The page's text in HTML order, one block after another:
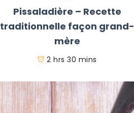
Pissaladière – Recette
traditionnelle façon grand-
mère
2 hrs 30 mins